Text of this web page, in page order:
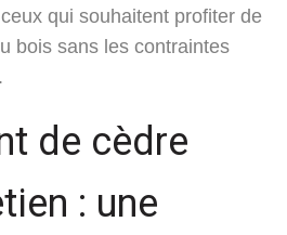
qui souhaitent profiter de
bois sans les contraintes
de cèdre
: une